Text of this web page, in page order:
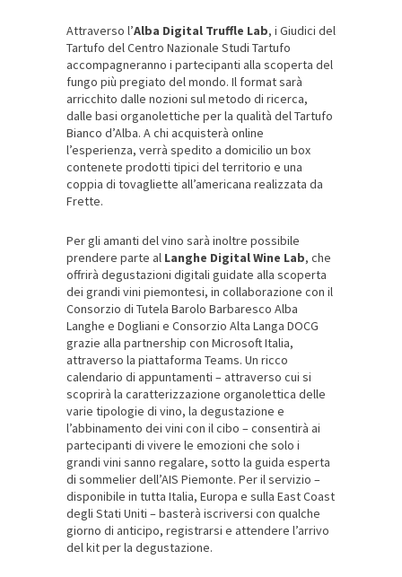
Attraverso l’Alba Digital Truffle Lab, i Giudici del
Tartufo del Centro Nazionale Studi Tartufo
accompagneranno i partecipanti alla scoperta del
fungo più pregiato del mondo. Il format sarà
arricchito dalle nozioni sul metodo di ricerca,
dalle basi organolettiche per la qualità del Tartufo
Bianco d’Alba. A chi acquisterà online
l’esperienza, verrà spedito a domicilio un box
contenete prodotti tipici del territorio e una
coppia di tovagliette all’americana realizzata da
Frette.
Per gli amanti del vino sarà inoltre possibile
prendere parte al Langhe Digital Wine Lab, che
offrirà degustazioni digitali guidate alla scoperta
dei grandi vini piemontesi, in collaborazione con il
Consorzio di Tutela Barolo Barbaresco Alba
Langhe e Dogliani e Consorzio Alta Langa DOCG
grazie alla partnership con Microsoft Italia,
attraverso la piattaforma Teams. Un ricco
calendario di appuntamenti – attraverso cui si
scoprirà la caratterizzazione organolettica delle
varie tipologie di vino, la degustazione e
l’abbinamento dei vini con il cibo – consentirà ai
partecipanti di vivere le emozioni che solo i
grandi vini sanno regalare, sotto la guida esperta
di sommelier dell’AIS Piemonte. Per il servizio –
disponibile in tutta Italia, Europa e sulla East Coast
degli Stati Uniti – basterà iscriversi con qualche
giorno di anticipo, registrarsi e attendere l’arrivo
del kit per la degustazione.